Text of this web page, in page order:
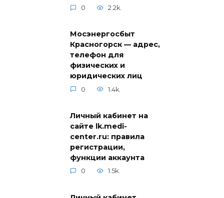
0 2.2k.
Мосэнергосбыт
Красногорск — адрес,
телефон для
физических и
юридических лиц
0 1.4k.
Личный кабинет на
сайте lk.medi-
center.ru: правила
регистрации,
функции аккаунта
0 1.5k.